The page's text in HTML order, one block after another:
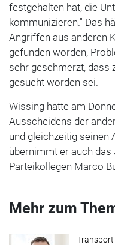
festgehalten hat, die
kommunizieren." Das
Angriffen aus anderen
gefunden worden,
sehr geschmerzt, dass
gesucht worden sei.
Wissing hatte am
Ausscheidens der
und gleichzeitig seinen
übernimmt er auch
Parteikollegen Marco
Mehr zum